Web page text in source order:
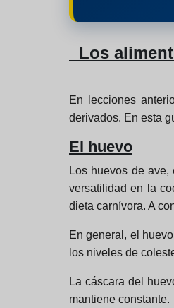
Los
En lecciones
derivados. En esta
El huevo
Los huevos de
versatilidad en la
dieta carnívora. A
En general, el
los niveles de
La cáscara del
mantiene